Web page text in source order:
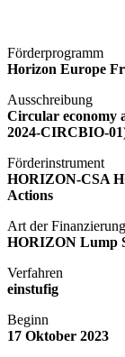
Förderprogramm
Horizon Europe
Ausschreibung
Circular economy
2024-CIRCBIO-
Förderinstrument
HORIZON-CSA
Actions
Art der Finanzierung
HORIZON Lump
Verfahren
einstufig
Beginn
17 Oktober 2023